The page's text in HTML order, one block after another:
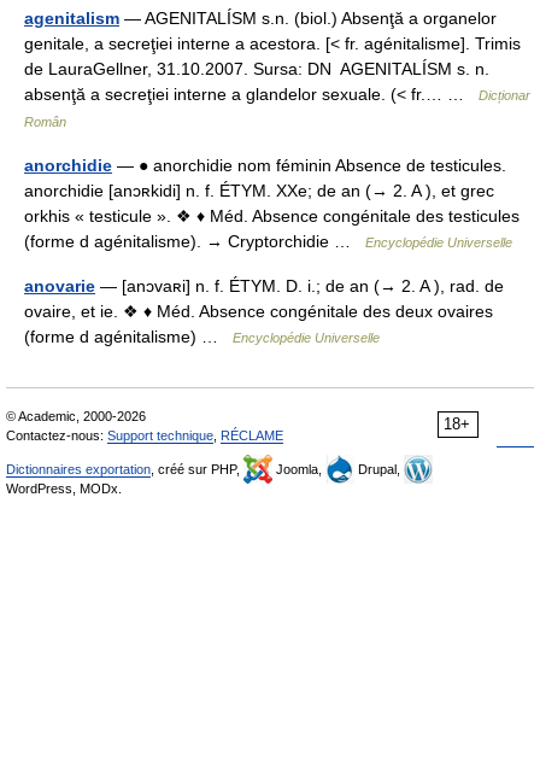
agenitalism — AGENITALÍSM s.n. (biol.) Absenţă a organelor
genitale, a secreţiei interne a acestora. [< fr. agénitalisme]. Trimis
de LauraGellner, 31.10.2007. Sursa: DN AGENITALÍSM s. n.
absenţă a secreţiei interne a glandelor sexuale. (< fr.… …
Dicționar
Român
anorchidie — ● anorchidie nom féminin Absence de testicules.
anorchidie [anɔʀkidi] n. f. ÉTYM. XXe; de an (→ 2. A ), et grec
orkhis « testicule ». ❖ ♦ Méd. Absence congénitale des testicules
(forme d agénitalisme). → Cryptorchidie …
Encyclopédie Universelle
anovarie — [anɔvaʀi] n. f. ÉTYM. D. i.; de an (→ 2. A ), rad. de
ovaire, et ie. ❖ ♦ Méd. Absence congénitale des deux ovaires
(forme d agénitalisme) …
Encyclopédie Universelle
18+
© Academic, 2000-2026
Contactez-nous: Support technique RÉCLAME
Dictionnaires exportation , créé sur PHP, Joomla,
Drupal,
WordPress, MODx.